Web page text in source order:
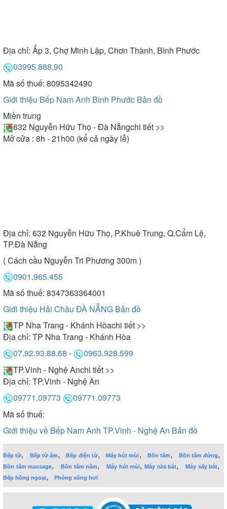
Địa chỉ: Ấp 3, Chợ Minh Lập, Chơn Thành, Bình Phước
03995.888.90
Mã số thuế: 8095342490
Giới thiệu Bếp Nam Anh Bình Phước Bản đồ
Miền trung
632 Nguyễn Hữu Thọ - Đà Nẵngchi tiết >>
Mở cửa : 8h - 21h00 (kể cả ngày lễ)
Địa chỉ: 632 Nguyễn Hữu Thọ, P.Khuê Trung, Q.Cẩm Lệ,
TP.Đà Nẵng
( Cách cầu Nguyễn Tri Phương 300m )
0901.965.455
Mã số thuế: 8347363364001
Giới thiệu Hải Châu ĐÀ NẴNG Bản đồ
TP Nha Trang - Khánh Hòachi tiết >>
Địa chỉ: TP Nha Trang - Khánh Hòa
07.92.93.88.68 -
0963.928.599
TP.Vinh - Nghệ Anchi tiết >>
Địa chỉ: TP.Vinh - Nghệ An
09771.09773
09771.09773
Mã số thuế:
Giới thiệu về Bếp Nam Anh TP.Vinh - Nghệ An Bản đồ
Bếp từ, Bếp từ âm,Bếp điện từ,Máy hút mùi, Bồn tắm, Bồn tắm đứng,
Bồn tắm massage,Bồn tắm nằm,Máy hút mùi,Máy rửa bát,Máy sấy bát,
Bếp hồng ngoại, Phòng xông hơi